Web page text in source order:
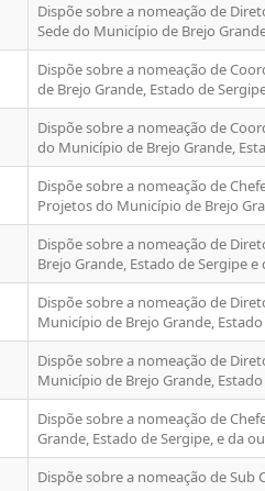
Dispõe sobre a nomeação de
Sede do Município de Brejo
Dispõe sobre a nomeação de
de Brejo Grande, Estado de
Dispõe sobre a nomeação de
do Município de Brejo Grande,
Dispõe sobre a nomeação de
Projetos do Município de Brejo
Dispõe sobre a nomeação de
Brejo Grande, Estado de Sergipe
Dispõe sobre a nomeação de
Município de Brejo Grande,
Dispõe sobre a nomeação de
Município de Brejo Grande,
Dispõe sobre a nomeação de
Grande, Estado de Sergipe, e da
Dispõe sobre a nomeação de